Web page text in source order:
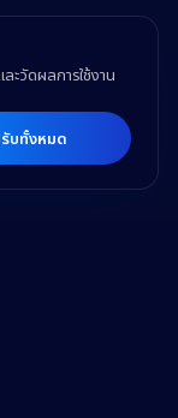
ะวัดผลการใช้งาน
บทั้งหมด